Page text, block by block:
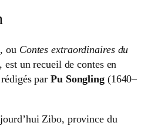
, ou Contes extraordinaires du
, est un recueil de contes en
par Pu Songling(1640–
Zibo, province du